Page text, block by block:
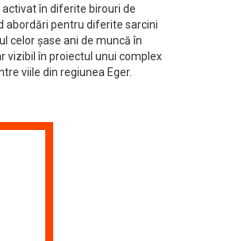
în diferite birouri de
abordări pentru diferite sarcini
celor șase ani de muncă în
vizibil în proiectul unui complex
viile din regiunea Eger.